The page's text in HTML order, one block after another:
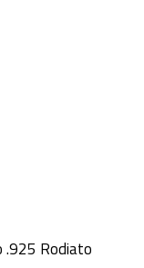
.925 Rodiato